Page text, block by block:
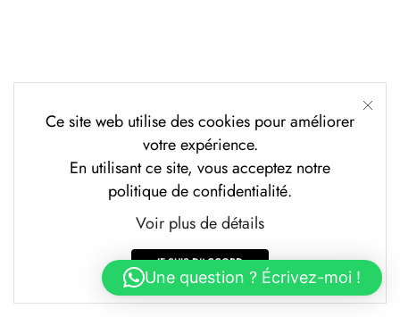
Ce site web utilise des cookies pour améliorer
votre expérience.
En utilisant ce site, vous acceptez notre
politique de confidentialité.
Voir plus de détails
JE SUIS D'ACCORD
Une question ? Écrivez-moi !